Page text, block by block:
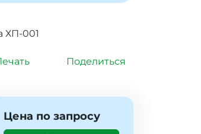
ХП-001
Поделиться
Цена по запросу